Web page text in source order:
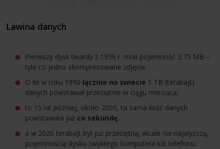
Lawina danych
Pierwszy dysk twardy z 1956 r. miał pojemność 3,75 MB –
tyle co jedno skompresowane zdjęcie.
O ile w roku 1990 łącznie na świecie 1 TB (terabajt)
danych powstawał przeciętnie w ciągu miesiąca,
to 15 lat później, około 2005, ta sama ilość danych
powstawała już co sekundę,
a w 2020 terabajt był już przeciętną, wcale nie najwyższą,
pojemnością dysku zwykłego komputera lub telefonu.